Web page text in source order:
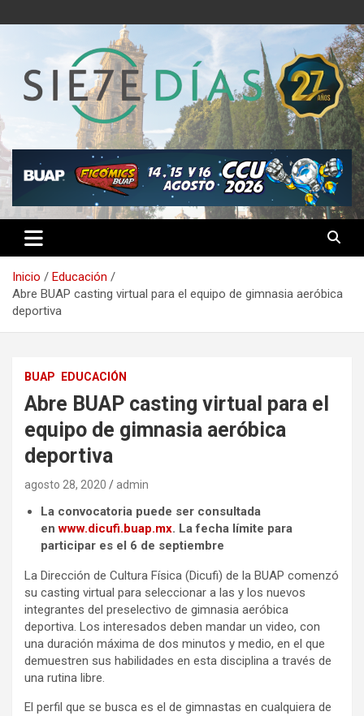
al
Semanario 7 Días
Inicio
Educación
Abre BUAP casting virtual para el equipo de gimnasia aeróbica
deportiva
BUAP EDUCACIÓN
Abre BUAP casting virtual para el
equipo de gimnasia aeróbica
deportiva
agosto 28, 2020 admin
La convocatoria puede ser consultada
enwww.dicufi.buap.mx. La fecha límite para
participar es el 6 de septiembre
La Dirección de Cultura Física (Dicufi) de la BUAP comenzó
su casting virtual para seleccionar a las y los nuevos
integrantes del preselectivo de gimnasia aeróbica
deportiva. Los interesados deben mandar un video, con
una duración máxima de dos minutos y medio, en el que
demuestren sus habilidades en esta disciplina a través de
una rutina libre.
El perfil que se busca es el de gimnastas en cualquiera de